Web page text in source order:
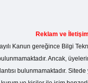
Reklam ve
Kanun gereğince Bilgi
Ancak,
bulunmamaktadır.